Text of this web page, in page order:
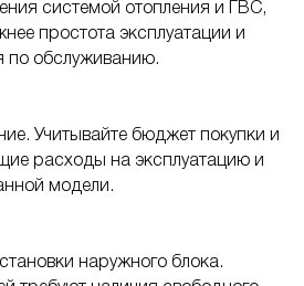
системой отопления и ГВС,
простота эксплуатации и
по обслуживанию.
Учитывайте бюджет покупки и
расходы на эксплуатацию и
модели.
наружного блока.